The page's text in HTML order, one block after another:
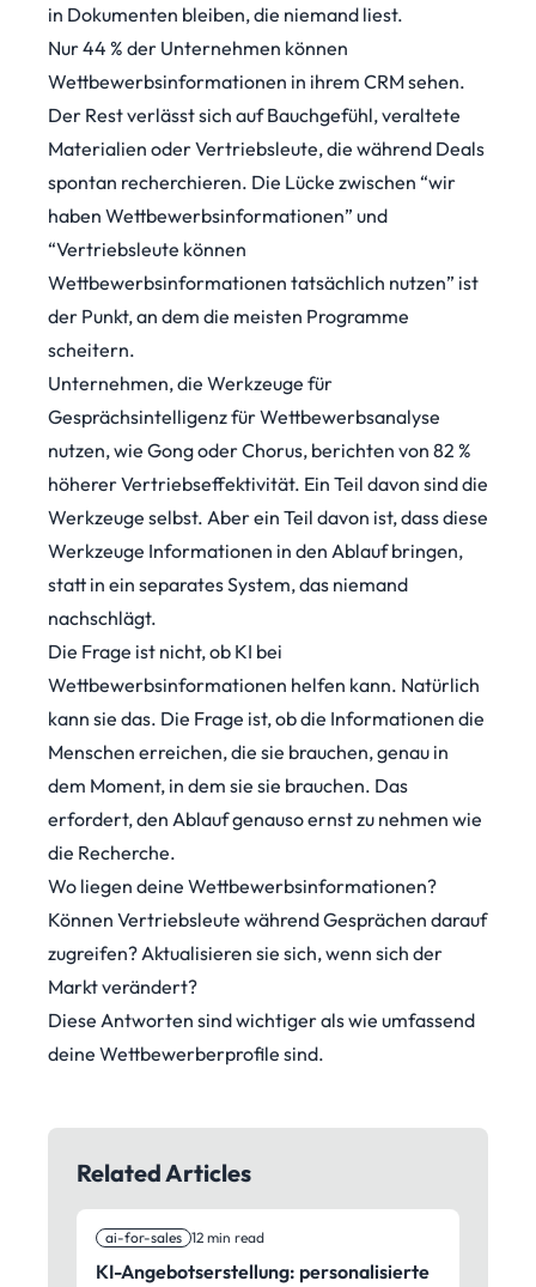
in Dokumenten bleiben, die niemand liest.
Nur 44 % der Unternehmen können
Wettbewerbsinformationen in ihrem CRM sehen.
Der Rest verlässt sich auf Bauchgefühl, veraltete
Materialien oder Vertriebsleute, die während Deals
spontan recherchieren. Die Lücke zwischen “wir
haben Wettbewerbsinformationen” und
“Vertriebsleute können
Wettbewerbsinformationen tatsächlich nutzen” ist
der Punkt, an dem die meisten Programme
scheitern.
Unternehmen, die Werkzeuge für
Gesprächsintelligenz für Wettbewerbsanalyse
nutzen, wie Gong oder Chorus, berichten von 82 %
höherer Vertriebseffektivität. Ein Teil davon sind die
Werkzeuge selbst. Aber ein Teil davon ist, dass diese
Werkzeuge Informationen in den Ablauf bringen,
statt in ein separates System, das niemand
nachschlägt.
Die Frage ist nicht, ob KI bei
Wettbewerbsinformationen helfen kann. Natürlich
kann sie das. Die Frage ist, ob die Informationen die
Menschen erreichen, die sie brauchen, genau in
dem Moment, in dem sie sie brauchen. Das
erfordert, den Ablauf genauso ernst zu nehmen wie
die Recherche.
Wo liegen deine Wettbewerbsinformationen?
Können Vertriebsleute während Gesprächen darauf
zugreifen? Aktualisieren sie sich, wenn sich der
Markt verändert?
Diese Antworten sind wichtiger als wie umfassend
deine Wettbewerberprofile sind.
Related Articles
ai-for-sales 12 min read
KI-Angebotserstellung: personalisierte